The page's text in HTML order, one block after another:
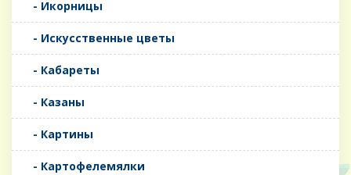
- Икорницы
- Искусственные цветы
- Кабареты
- Казаны
- Картины
- Картофелемялки